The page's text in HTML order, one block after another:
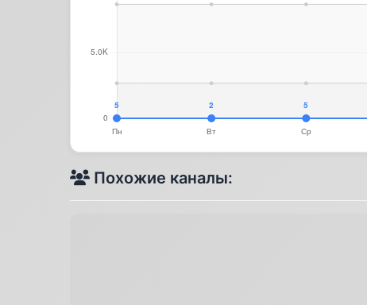
Похожие каналы: